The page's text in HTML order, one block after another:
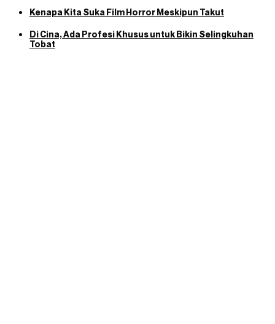
Kenapa Kita Suka Film Horror Meskipun Takut
Di Cina, Ada Profesi Khusus untuk Bikin Selingkuhan
Tobat